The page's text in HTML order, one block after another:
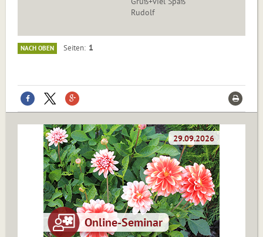
Rudolf
NACH OBEN Seiten 1